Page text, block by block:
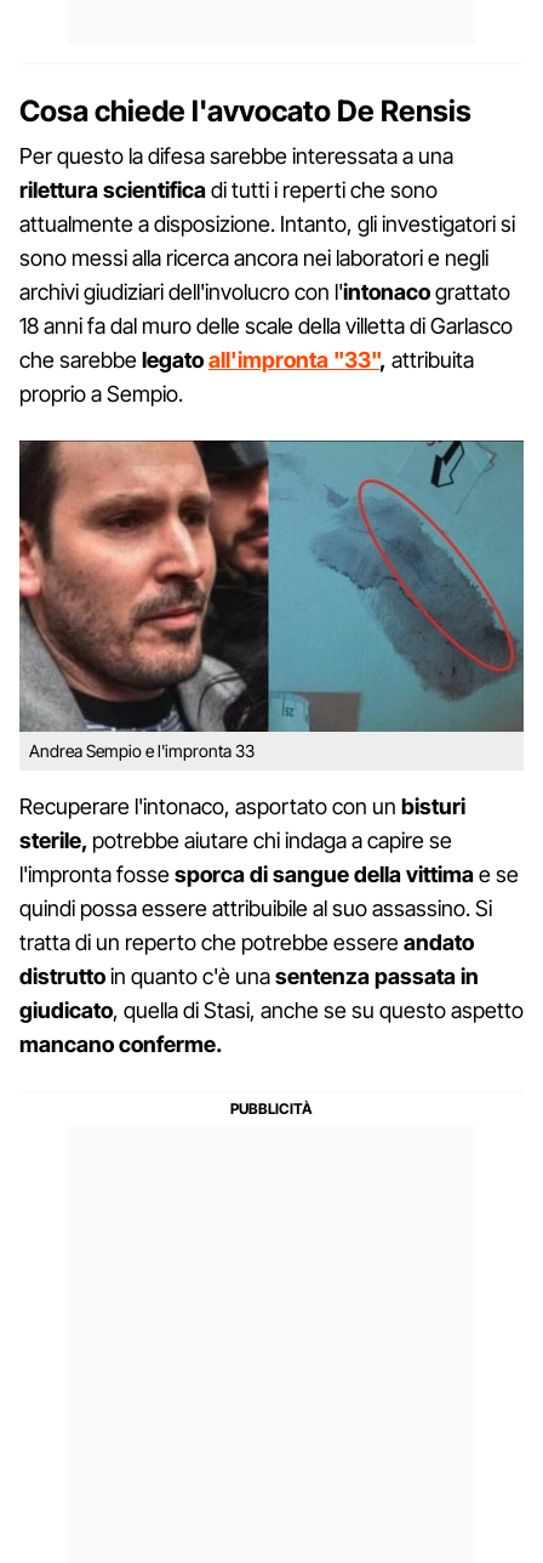
Cosa chiede l'avvocato De Rensis
Per questo la difesa sarebbe interessata a una
rilettura scientificadi tutti i reperti che sono
attualmente a disposizione. Intanto, gli investigatori si
sono messi alla ricerca ancora nei laboratori e negli
archivi giudiziari dell'involucro con l'intonacograttato
18 anni fa dal muro delle scale della villetta di Garlasco
che sarebbelegatoall'impronta "33", attribuita
proprio a Sempio.
Andrea Sempio e l'impronta 33
Recuperare l'intonaco, asportato con un bisturi
sterile, potrebbe aiutare chi indaga a capire se
l'impronta fossesporca di sangue della vittimae se
quindi possa essere attribuibile al suo assassino. Si
tratta di un reperto che potrebbe essereandato
distruttoin quanto c'è unasentenza passata in
giudicato, quella di Stasi, anche se su questo aspetto
mancano conferme.